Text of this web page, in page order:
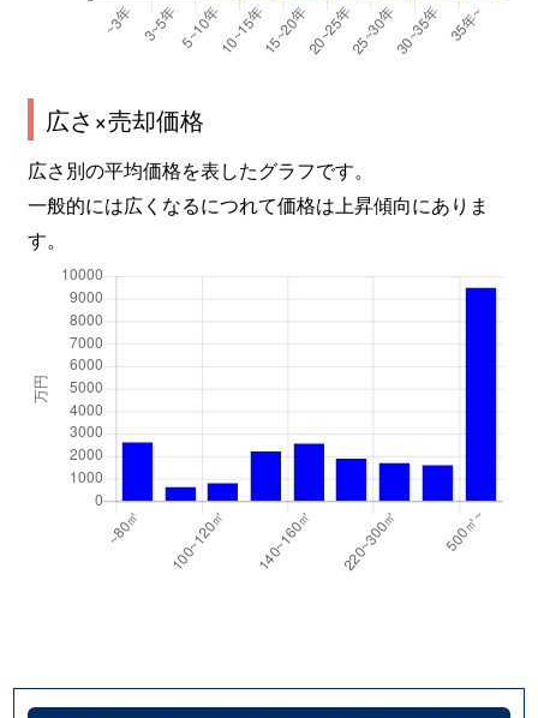
広さ×売却価格
広さ別の平均価格を表したグラフです。
一般的には広くなるにつれて価格は上昇傾向にありま
す。